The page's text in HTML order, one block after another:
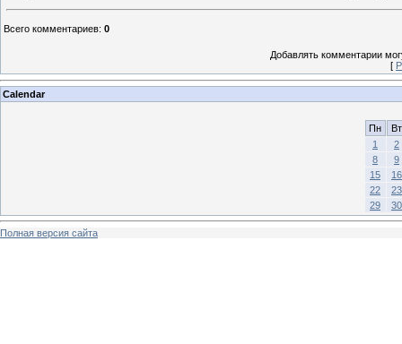
Всего комментариев: 0
Добавлять комментарии
[
Calendar
Пн
Вт
1
2
8
9
15
16
22
23
29
30
Полная версия сайта